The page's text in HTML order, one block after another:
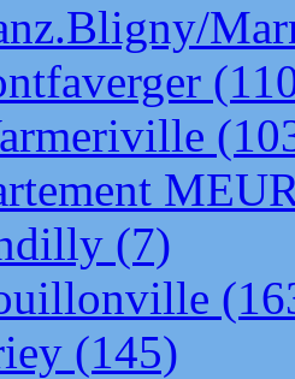
(7)
(145)